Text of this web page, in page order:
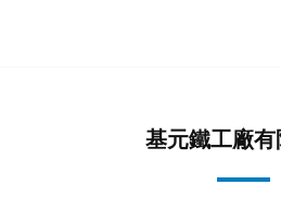
基元鐵工廠有